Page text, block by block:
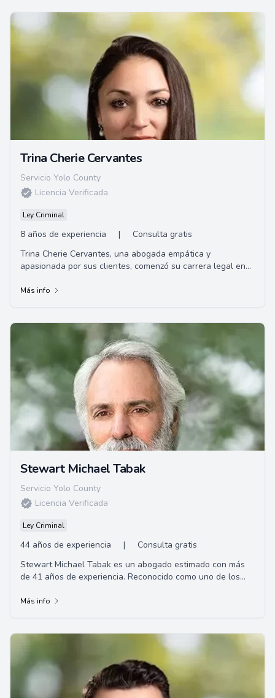
Trina Cherie Cervantes
Servicio Yolo County
Licencia Verificada
Ley Criminal
8 años de experiencia |
Consulta gratis
Trina Cherie Cervantes, una abogada empática y
apasionada por sus clientes, comenzó su carrera legal en
Más info
Stewart Michael Tabak
Servicio Yolo County
Licencia Verificada
Ley Criminal
44 años de experiencia |
Consulta gratis
Stewart Michael Tabak es un abogado estimado con más
de 41 años de experiencia. Reconocido como uno de los
Más info